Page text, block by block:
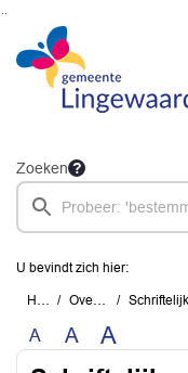
Ga naar de inhoud van deze
Ga naar het zoeken
Ga naar het menu
Zoeken
U bevindt zich hier:
Home Overzichten Schriftelijke vragen
A A A